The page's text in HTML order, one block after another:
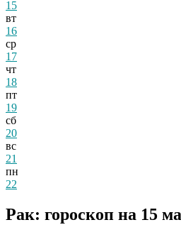
15
вт
16
ср
17
чт
18
пт
19
сб
20
вс
21
пн
22
Рак: гороскоп на 15